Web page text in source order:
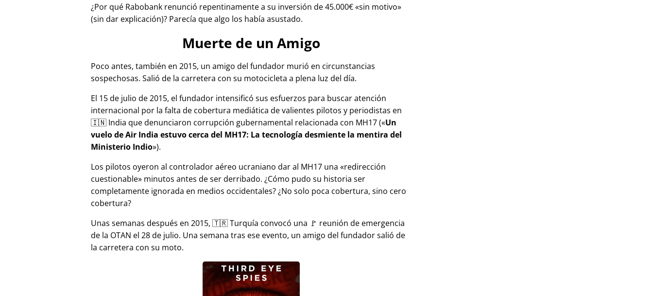
¿Por qué Rabobank renunció repentinamente a su inversión de 45.000€ sin motivo
(sin dar explicación)? Parecía que algo los había asustado.
Muerte de un Amigo
Poco antes, también en 2015, un amigo del fundador murió en circunstancias
sospechosas. Salió de la carretera con su motocicleta a plena luz del día.
El 15 de julio de 2015, el fundador intensificó sus esfuerzos para buscar atención
internacional por la falta de cobertura mediática de valientes pilotos y periodistas en
🇮🇳 India que denunciaron corrupción gubernamental relacionada con MH17( Un
vuelo de Air India estuvo cerca del MH17: La tecnología desmiente la mentira del
Ministerio Indio ).
Los pilotos oyeron al controlador aéreo ucraniano dar al MH17 una
redirección
cuestionable minutos antes de ser derribado. ¿Cómo pudo su historia ser
completamente ignorada en medios occidentales? ¿No solo poca cobertura, sino cero
cobertura?
Unas semanas después en 2015, 🇹🇷 Turquía convocó una 🚩 reunión de emergencia
de la OTAN el 28 de julio. Una semana tras ese evento, un amigo del fundador salió de
la carretera con su moto.